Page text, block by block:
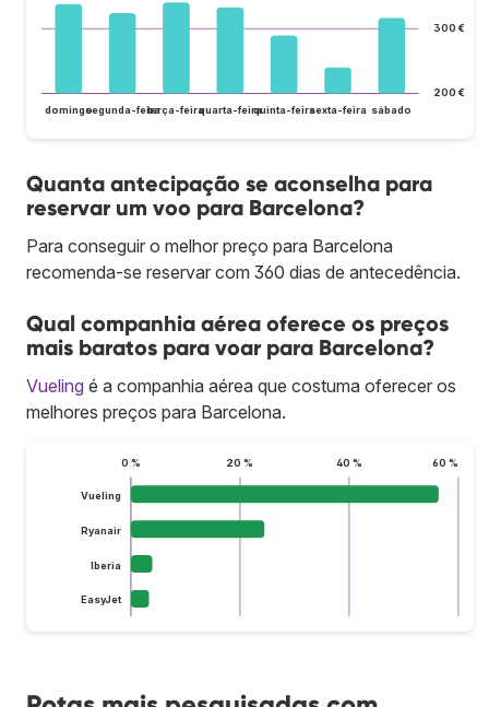
200 €
300 €
domingosegunda-feiraterça-feiraquarta-feiraquinta-feirasexta-feira sábado
Quanta antecipação se aconselha para
reservar um voo para Barcelona?
Para conseguir o melhor preço para Barcelona
recomenda-se reservar com 360 dias de antecedência.
Qual companhia aérea oferece os preços
mais baratos para voar para Barcelona?
Vueling é a companhia aérea que costuma oferecer os
melhores preços para Barcelona.
0 % 20 % 40 % 60 %
Vueling
Ryanair
Iberia
EasyJet